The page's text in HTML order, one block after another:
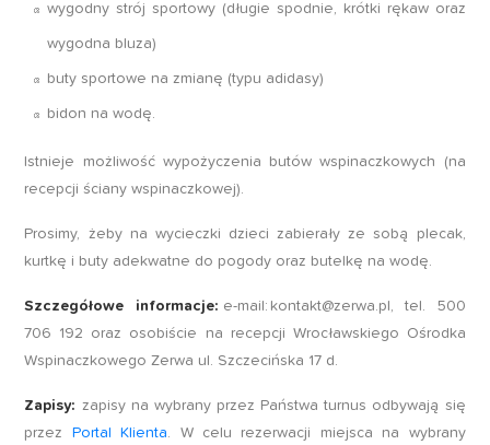
wygodny strój sportowy (długie spodnie, krótki rękaw oraz
wygodna bluza)
buty sportowe na zmianę (typu adidasy)
bidon na wodę.
Istnieje możliwość wypożyczenia butów wspinaczkowych (na
recepcji ściany wspinaczkowej).
Prosimy, żeby na wycieczki dzieci zabierały ze sobą plecak,
kurtkę i buty adekwatne do pogody oraz butelkę na wodę.
Szczegółowe informacje: e-mail: kontakt@zerwa.pl , tel. 500
706 192 oraz osobiście na recepcji Wrocławskiego Ośrodka
Wspinaczkowego Zerwa ul. Szczecińska 17 d.
Zapisy: zapisy na wybrany przez Państwa turnus odbywają się
przez Portal Klienta. W celu rezerwacji miejsca na wybrany